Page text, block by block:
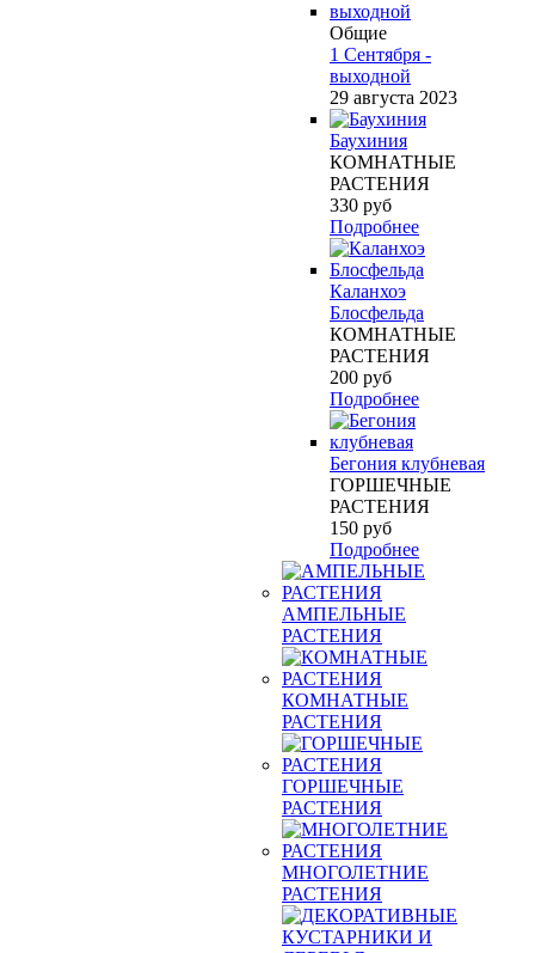
Общие
1 Сентября -
выходной
29 августа 2023
Баухиния
КОМНАТНЫЕ
РАСТЕНИЯ
330 руб
Подробнее
Каланхоэ
Блосфельда
КОМНАТНЫЕ
РАСТЕНИЯ
200 руб
Подробнее
Бегония клубневая
ГОРШЕЧНЫЕ
РАСТЕНИЯ
150 руб
Подробнее
АМПЕЛЬНЫЕ
РАСТЕНИЯ
КОМНАТНЫЕ
РАСТЕНИЯ
ГОРШЕЧНЫЕ
РАСТЕНИЯ
МНОГОЛЕТНИЕ
РАСТЕНИЯ